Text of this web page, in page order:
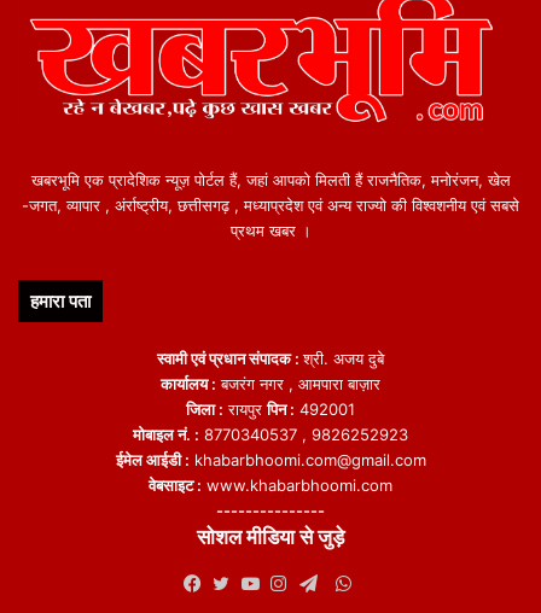
खबरभूमि एक प्रादेशिक न्यूज़ पोर्टल हैं, जहां आपको मिलती हैं राजनैतिक, मनोरंजन, खेल
-जगत, व्यापार , अंर्राष्ट्रीय, छत्तीसगढ़ , मध्याप्रदेश एवं अन्य राज्यो की विश्वशनीय एवं सबसे
प्रथम खबर ।
हमारा पता
स्वामी एवं प्रधान संपादक :श्री. अजय दुबे
कार्यालय : बजरंग नगर , आमपारा बाज़ार
जिला : रायपुरपिन : 492001
मोबाइल नं. : 8770340537 , 9826252923
ईमेल आईडी : khabarbhoomi.com@gmail.com
वेबसाइट : www.khabarbhoomi.com
---------------
सोशल मीडिया से जुड़े
WhatsApp